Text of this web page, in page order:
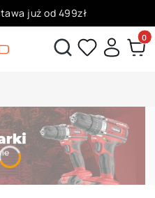
już od 499zł
punkty za zakupy!Otwórz wyszukiwarkę